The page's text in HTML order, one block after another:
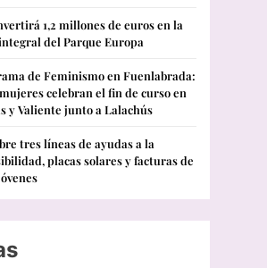
1,2 millones de euros en la
del Parque Europa
de Feminismo en Fuenlabrada:
celebran el fin de curso en
y Valiente junto a Lalachús
tres líneas de ayudas a la
placas solares y facturas de